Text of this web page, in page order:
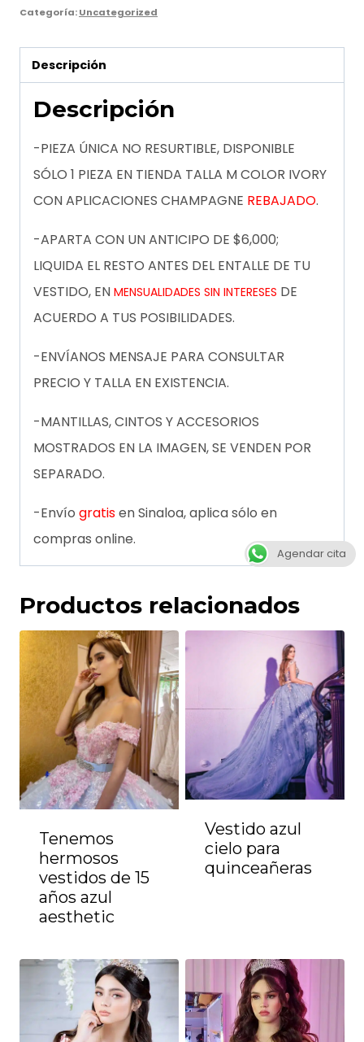
Categoría:Uncategorized
Descripción
Descripción
-PIEZA ÚNICA NO RESURTIBLE, DISPONIBLE
SÓLO 1 PIEZA EN TIENDA TALLA M COLOR IVORY
CON APLICACIONES CHAMPAGNE REBAJADO.
-APARTA CON UN ANTICIPO DE $6,000;
LIQUIDA EL RESTO ANTES DEL ENTALLE DE TU
VESTIDO, EN MENSUALIDADES SIN INTERESES DE
ACUERDO A TUS POSIBILIDADES.
-ENVÍANOS MENSAJE PARA CONSULTAR
PRECIO Y TALLA EN EXISTENCIA.
-MANTILLAS, CINTOS Y ACCESORIOS
MOSTRADOS EN LA IMAGEN, SE VENDEN POR
SEPARADO.
-Envío gratisen Sinaloa, aplica sólo en
compras online.
Productos relacionados
Tenemos
hermosos
vestidos de 15
años azul
aesthetic
Vestido azul
cielo para
quinceañeras
Agendar cita